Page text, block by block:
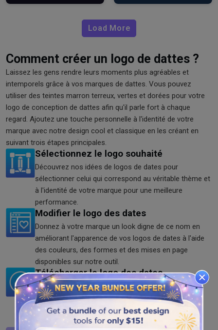
Load More
Comment créer un logo de dattes ?
Laissez les gens rendre leurs moments plus agréables et
intemporels grâce à vos marques de dattes. Vous pouvez
utiliser des teintes marron terreux, vertes et dorées pour votre
logo de conception de dattes afin qu'il parle fort à chaque
regard. Ajoutez une touche personnelle à l'identité de votre
marque avec notre design cool et classique en les créant en
suivant trois étapes principales.
Sélectionnez le logo souhaité
Découvrez nos idées de logos de dates pour
sélectionner celui qui correspond au véritable thème et
à l'identité de votre marque pour une meilleure
performance.
Modifier le logo des dates
Donnez à votre marque un look digne de ce nom en
améliorant l'apparence de vos logos de dates à l'aide
des couleurs, des formes et des mises en page
disponibles sur notre outil.
Télécharger le logo des dates
Vous pouvez télécharger gratuitement le logo des
dates au format SVG, PNG, JPG et PDF une fois que
vous avez terminé avec l'aspect remarquable du
design.